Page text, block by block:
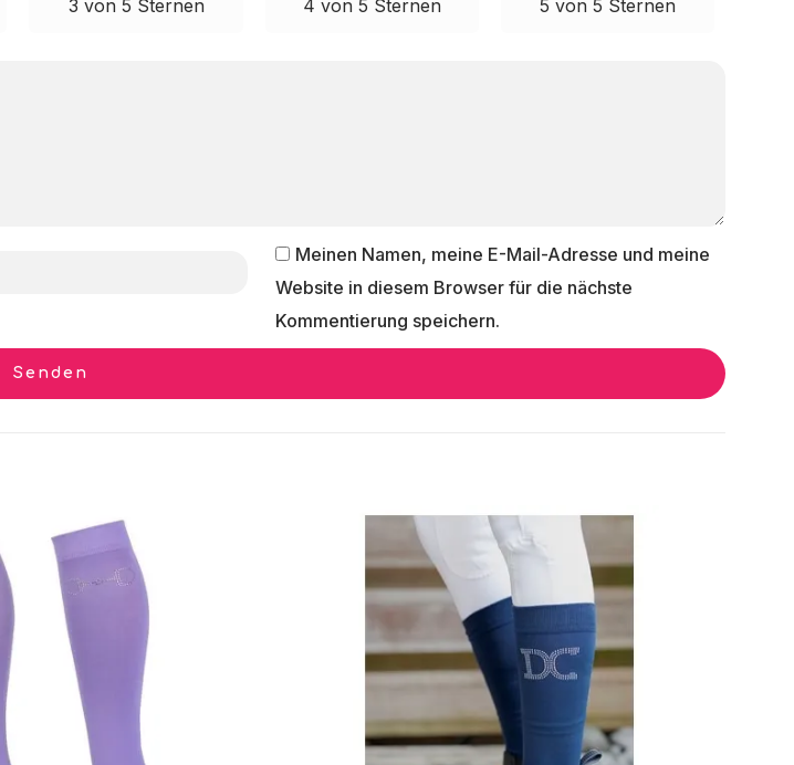
3 von 5 Sternen 4 von 5 Sternen 5 von 5 Sternen
Meinen Namen, meine E-Mail-Adresse und meine
Website in diesem Browser für die nächste
Kommentierung speichern.